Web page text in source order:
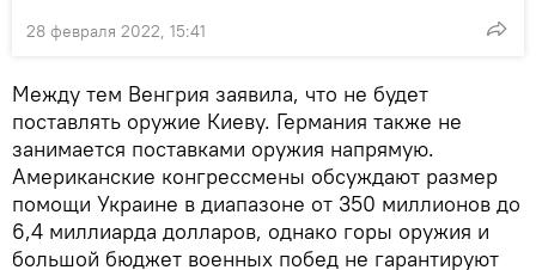
28 февраля 2022, 15:41
Между тем Венгрия заявила, что не будет
поставлять оружие Киеву. Германия также не
занимается поставками оружия напрямую.
Американские конгрессмены обсуждают размер
помощи Украине в диапазоне от 350 миллионов до
6,4 миллиарда долларов, однако горы оружия и
большой бюджет военных побед не гарантируют